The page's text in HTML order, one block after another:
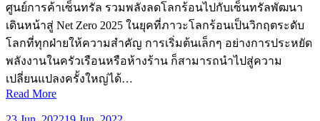
ศูนย์การค้าเซ็นทรัล รวมพลังลดโลกร้อนไปกับเซ็นทรัลพัฒนา
เดินหน้าสู่ Net Zero 2025 ในยุคที่ภาวะโลกร้อนเป็นวิกฤตระดับ
โลกที่ทุกฝ่ายให้ความสำคัญ การเริ่มต้นเล็กๆ อย่างการประหยัด
พลังงานในครัวเรือนหรือห้างร้าน ก็สามารถนำไปสู่ความ
เปลี่ยนแปลงครั้งใหญ่ได้…
Read More